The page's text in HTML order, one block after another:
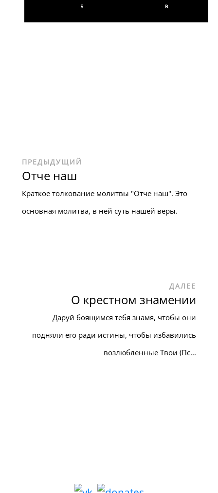
Б
В
ПРЕДЫДУЩИЙ
Отче наш
Краткое толкование молитвы "Отче наш". Это
основная молитва, в ней суть нашей веры.
ДАЛЕЕ
О крестном знамении
Даруй боящимся тебя знамя, чтобы они
подняли его ради истины, чтобы избавились
возлюбленные Твои (Пс...